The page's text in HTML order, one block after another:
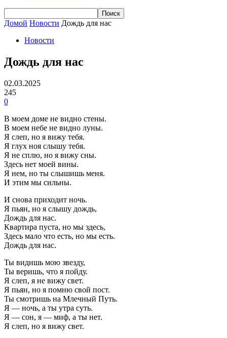
Домой Новости Дождь для нас
Новости
Дождь для нас
02.03.2025
245
0
В моем доме не видно стены.
В моем небе не видно луны.
Я слеп, но я вижу тебя.
Я глух ноя слышу тебя.
Я не сплю, но я вижу сны.
Здесь нет моей вины.
Я нем, но ты слышишь меня.
И этим мы сильны.
И снова приходит ночь.
Я пьян, но я слышу дождь,
Дождь для нас.
Квартира пуста, но мы здесь,
Здесь мало что есть, но мы есть.
Дождь для нас.
Ты видишь мою звезду,
Ты веришь, что я пойду.
Я слеп, я не вижу свет.
Я пьян, но я помню свой пост.
Ты смотришь на Млечный Путь.
Я — ночь, а ты утра суть.
Я — сон, я — миф, а ты нет.
Я слеп, но я вижу свет.